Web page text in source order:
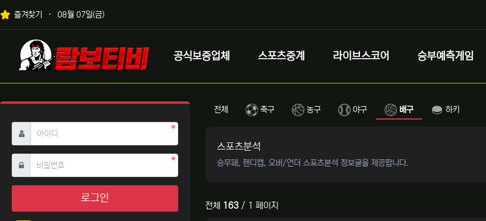
상단 네비
즐겨찾기 08월 07일(금)
메인 메뉴
로고
공식보증업체 스포츠중계 라이브스코어 승부예측게임
스포츠분석 - 스포츠중계 람보티비 - 실시간
전체 축구 농구 야구 배구 하키
스포츠분석
승무패, 핸디캡, 오버/언더 스포츠분석 정보글을 제공합니다.
전체 163 / 1 페이지
아이디 필수
비밀번호필수
로그인